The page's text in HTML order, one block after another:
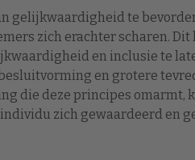
gelijkwaardigheid te
zich erachter scharen. Dit
en inclusie te
en grotere
die deze principes omarmt,
zich gewaardeerd en